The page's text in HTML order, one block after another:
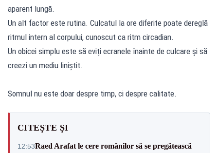
aparent lungă.
Un alt factor este rutina. Culcatul la ore diferite poate dereglă
ritmul intern al corpului, cunoscut ca ritm circadian.
Un obicei simplu este să eviți ecranele înainte de culcare și să
creezi un mediu liniștit.
Somnul nu este doar despre timp, ci despre calitate.
CITEȘTE ȘI
12:53Raed Arafat le cere românilor să se pregătească